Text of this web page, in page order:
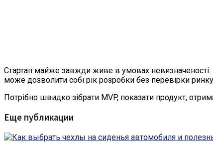
Стартап майже завжди живе в умовах невизначеності.
може дозволити собі рік розробки без перевірки
Потрібно швидко зібрати MVP, показати продукт,
Еще публикации